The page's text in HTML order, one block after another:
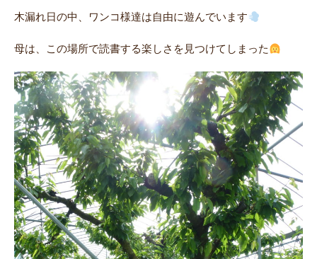
木漏れ日の中、ワンコ様達は自由に遊んでいます
母は、この場所で読書する楽しさを見つけてしまった